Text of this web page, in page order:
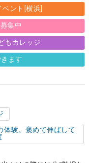
ント[横浜]
集中
もカレッジ
ます
体験。褒めて伸ばして